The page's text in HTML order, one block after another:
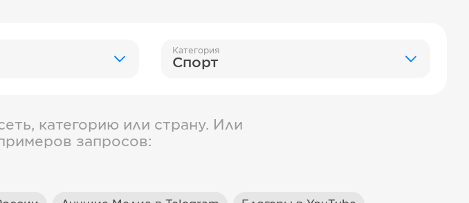
Категория
Спорт
категорию или страну. Или
запросов: